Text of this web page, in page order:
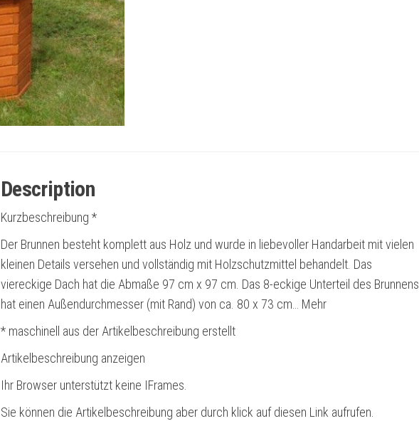
Description
Kurzbeschreibung *
Der Brunnen besteht komplett aus Holz und wurde in liebevoller Handarbeit mit vielen
kleinen Details versehen und vollständig mit Holzschutzmittel behandelt. Das
viereckige Dach hat die Abmaße 97 cm x 97 cm. Das 8-eckige Unterteil des Brunnens
hat einen Außendurchmesser (mit Rand) von ca. 80 x 73 cm… Mehr
* maschinell aus der Artikelbeschreibung erstellt
Artikelbeschreibung anzeigen
Ihr Browser unterstützt keine IFrames.
Sie können die Artikelbeschreibung aber durch klick auf diesen Link aufrufen.